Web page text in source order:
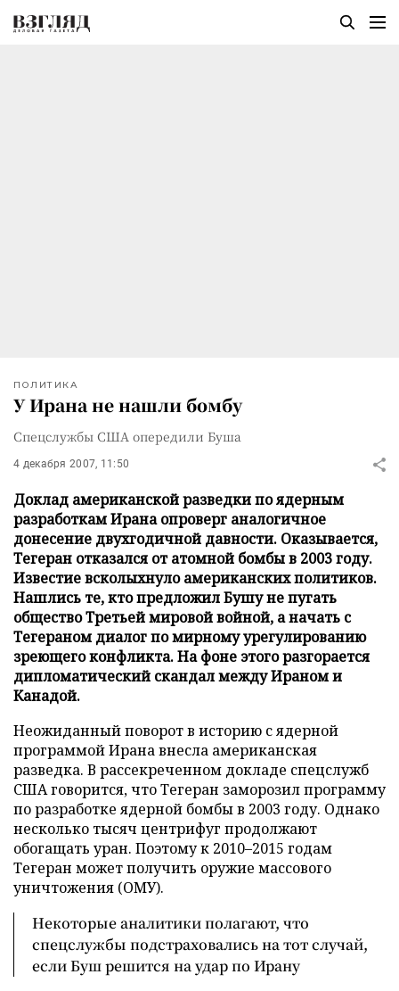
ПОЛИТИКА
У Ирана не нашли бомбу
Спецслужбы США опередили Буша
4 декабря 2007, 11:50
Доклад американской разведки по ядерным
разработкам Ирана опроверг аналогичное
донесение двухгодичной давности. Оказывается,
Тегеран отказался от атомной бомбы в 2003 году.
Известие всколыхнуло американских политиков.
Нашлись те, кто предложил Бушу не пугать
общество Третьей мировой войной, а начать с
Тегераном диалог по мирному урегулированию
зреющего конфликта. На фоне этого разгорается
дипломатический скандал между Ираном и
Канадой.
Неожиданный поворот в историю с ядерной
программой Ирана внесла американская
разведка. В рассекреченном докладе спецслужб
США говорится, что Тегеран заморозил программу
по разработке ядерной бомбы в 2003 году. Однако
несколько тысяч центрифуг продолжают
обогащать уран. Поэтому к 2010–2015 годам
Тегеран может получить оружие массового
уничтожения (ОМУ).
Некоторые аналитики полагают, что
спецслужбы подстраховались на тот случай,
если Буш решится на удар по Ирану